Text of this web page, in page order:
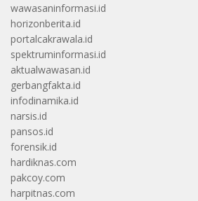
wawasaninformasi.id
horizonberita.id
portalcakrawala.id
spektruminformasi.id
aktualwawasan.id
gerbangfakta.id
infodinamika.id
narsis.id
pansos.id
forensik.id
hardiknas.com
pakcoy.com
harpitnas.com